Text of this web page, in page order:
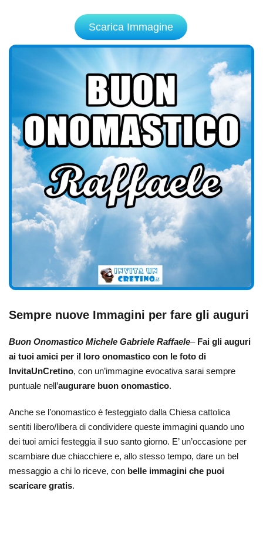
Scarica Immagine
Sempre nuove Immagini per fare gli auguri
Buon Onomastico Michele Gabriele Raffaele– Fai gli auguri
ai tuoi amici per il loro onomastico con le foto di
InvitaUnCretino, con un’immagine evocativa sarai sempre
puntuale nell’augurare buon onomastico.
Anche se l’onomastico è festeggiato dalla Chiesa cattolica
sentiti libero/libera di condividere queste immagini quando uno
dei tuoi amici festeggia il suo santo giorno. E’ un’occasione per
scambiare due chiacchiere e, allo stesso tempo, dare un bel
messaggio a chi lo riceve, con belle immagini che puoi
scaricare gratis.